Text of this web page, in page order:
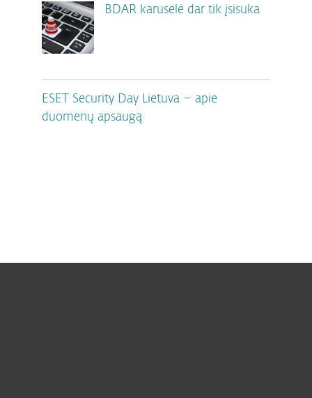
BDAR karuselė dar tik įsisuka
ESET Security Day Lietuva – apie
duomenų apsaugą